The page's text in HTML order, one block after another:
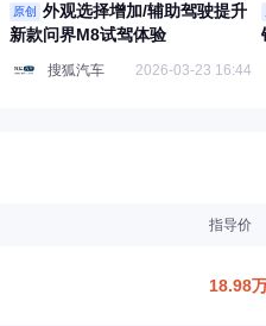
原创
外观选择增加/辅助驾驶提升
新款问界M8试驾体验
搜狐汽车 2026-03-23 16:44
指导价
18.98